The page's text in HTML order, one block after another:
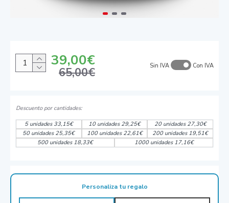
39,00€
65,00€ Sin IVA Con IVA
5 unidades 33,15€ 10 unidades 29,25€
20 unidades 27,30€
50 unidades 25,35€
100 unidades 22,61€
200 unidades 19,51€
500 unidades 18,33€
1000 unidades 17,16€
Personaliza tu regalo